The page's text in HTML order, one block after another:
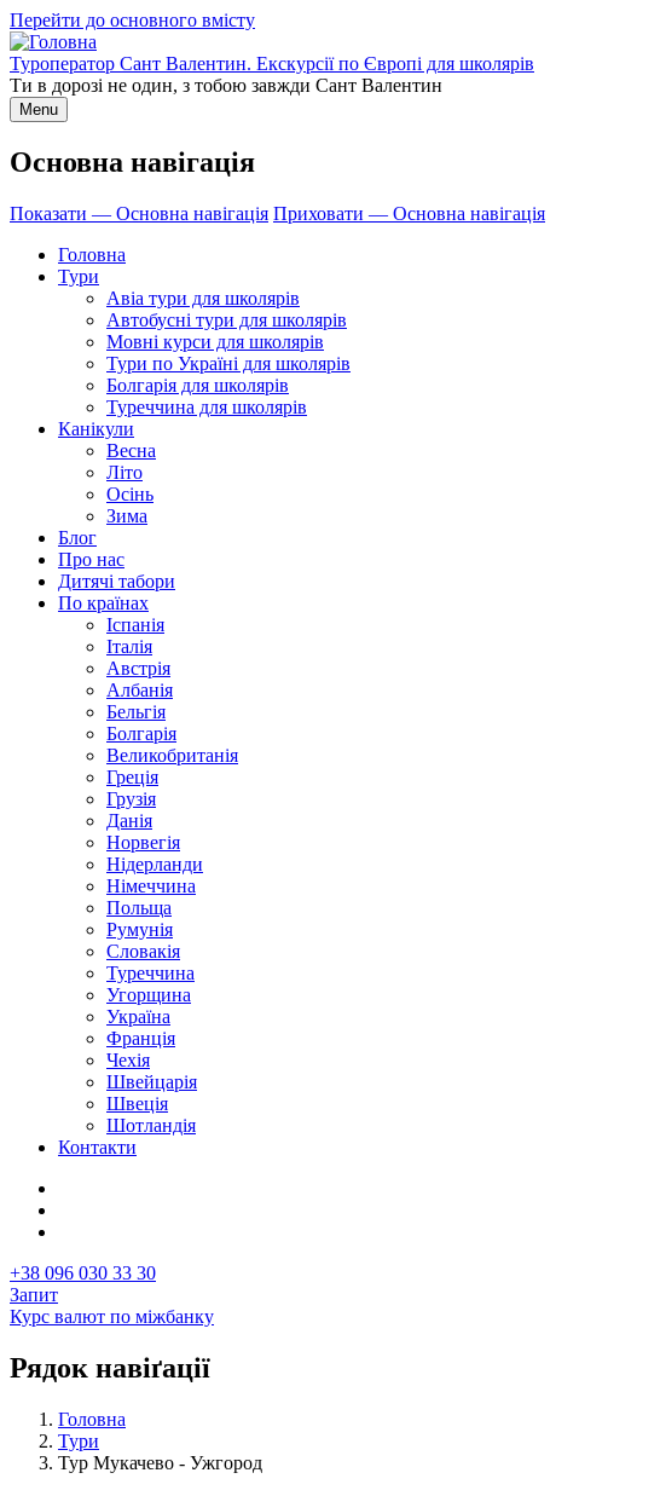
Перейти до основного вмісту
Туроператор Сант Валентин. Екскурсії по Європі для школярів
Ти в дорозі не один, з тобою завжди Сант Валентин
Menu
Основна навігація
Показати — Основна навігація Приховати — Основна навігація
Головна
Тури
Авіа тури для школярів
Автобусні тури для школярів
Мовні курси для школярів
Тури по Україні для школярів
Болгарія для школярів
Туреччина для школярів
Канікули
Весна
Літо
Осінь
Зима
Блог
Про нас
Дитячі табори
По країнах
Іспанія
Італія
Австрія
Албанія
Бельгія
Болгарія
Великобританія
Греція
Грузія
Данія
Норвегія
Нідерланди
Німеччина
Польща
Румунія
Словакія
Туреччина
Угорщина
Україна
Франція
Чехія
Швейцарія
Швеція
Шотландія
Контакти
+38 096 030 33 30
Запит
Курс валют по міжбанку
Рядок навіґації
Головна
Тури
Тур Мукачево - Ужгород